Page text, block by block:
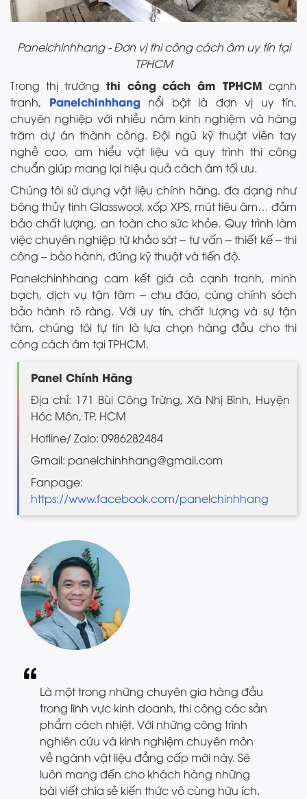
Panelchinhhang - Đơn vị thi công cách âm uy tín tại
TPHCM
Trong thị trường thi công cách âm TPHCM cạnh
tranh, Panelchinhhangnổi bật là đơn vị uy tín,
chuyên nghiệp với nhiều năm kinh nghiệm và hàng
trăm dự án thành công. Đội ngũ kỹ thuật viên tay
nghề cao, am hiểu vật liệu và quy trình thi công
chuẩn giúp mang lại hiệu quả cách âm tối ưu.
Chúng tôi sử dụng vật liệu chính hãng, đa dạng như
bông thủy tinh Glasswool, xốp XPS, mút tiêu âm… đảm
bảo chất lượng, an toàn cho sức khỏe. Quy trình làm
việc chuyên nghiệp từ khảo sát – tư vấn – thiết kế – thi
công – bảo hành, đúng kỹ thuật và tiến độ.
Panelchinhhang cam kết giá cả cạnh tranh, minh
bạch, dịch vụ tận tâm – chu đáo, cùng chính sách
bảo hành rõ ràng. Với uy tín, chất lượng và sự tận
tâm, chúng tôi tự tin là lựa chọn hàng đầu cho thi
công cách âm tại TPHCM.
Panel Chính Hãng
Địa chỉ: 171 Bùi Công Trừng, Xã Nhị Bình, Huyện
Hóc Môn, TP. HCM
Hotline/ Zalo: 0986282484
Gmail: panelchinhhang@gmail.com
Fanpage:
https://www.facebook.com/panelchinhhang
Là một trong những chuyên gia hàng đầu
trong lĩnh vực kinh doanh, thi công các sản
phẩm cách nhiệt. Với những công trình
nghiên cứu và kinh nghiệm chuyên môn
về ngành vật liệu đẳng cấp mới này. Sẽ
luôn mang đến cho khách hàng những
bài viết chia sẻ kiến thức vô cùng hữu ích.